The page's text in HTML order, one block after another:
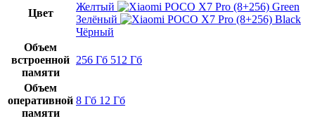
Цвет
Желтый
Зелёный
Чёрный
Объем
встроенной
памяти
256 Гб 512 Гб
Объем
оперативной
памяти
8 Гб 12 Гб